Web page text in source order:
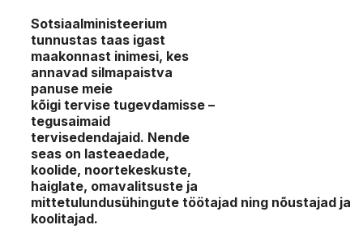
Sotsiaalministeerium
tunnustas taas igast
maakonnast inimesi, kes
annavad silmapaistva
panuse meie
kõigi tervise tugevdamisse –
tegusaimaid
tervisedendajaid. Nende
seas on lasteaedade,
koolide, noortekeskuste,
haiglate, omavalitsuste ja
mittetulundusühingute töötajad ning nõustajad ja
koolitajad.